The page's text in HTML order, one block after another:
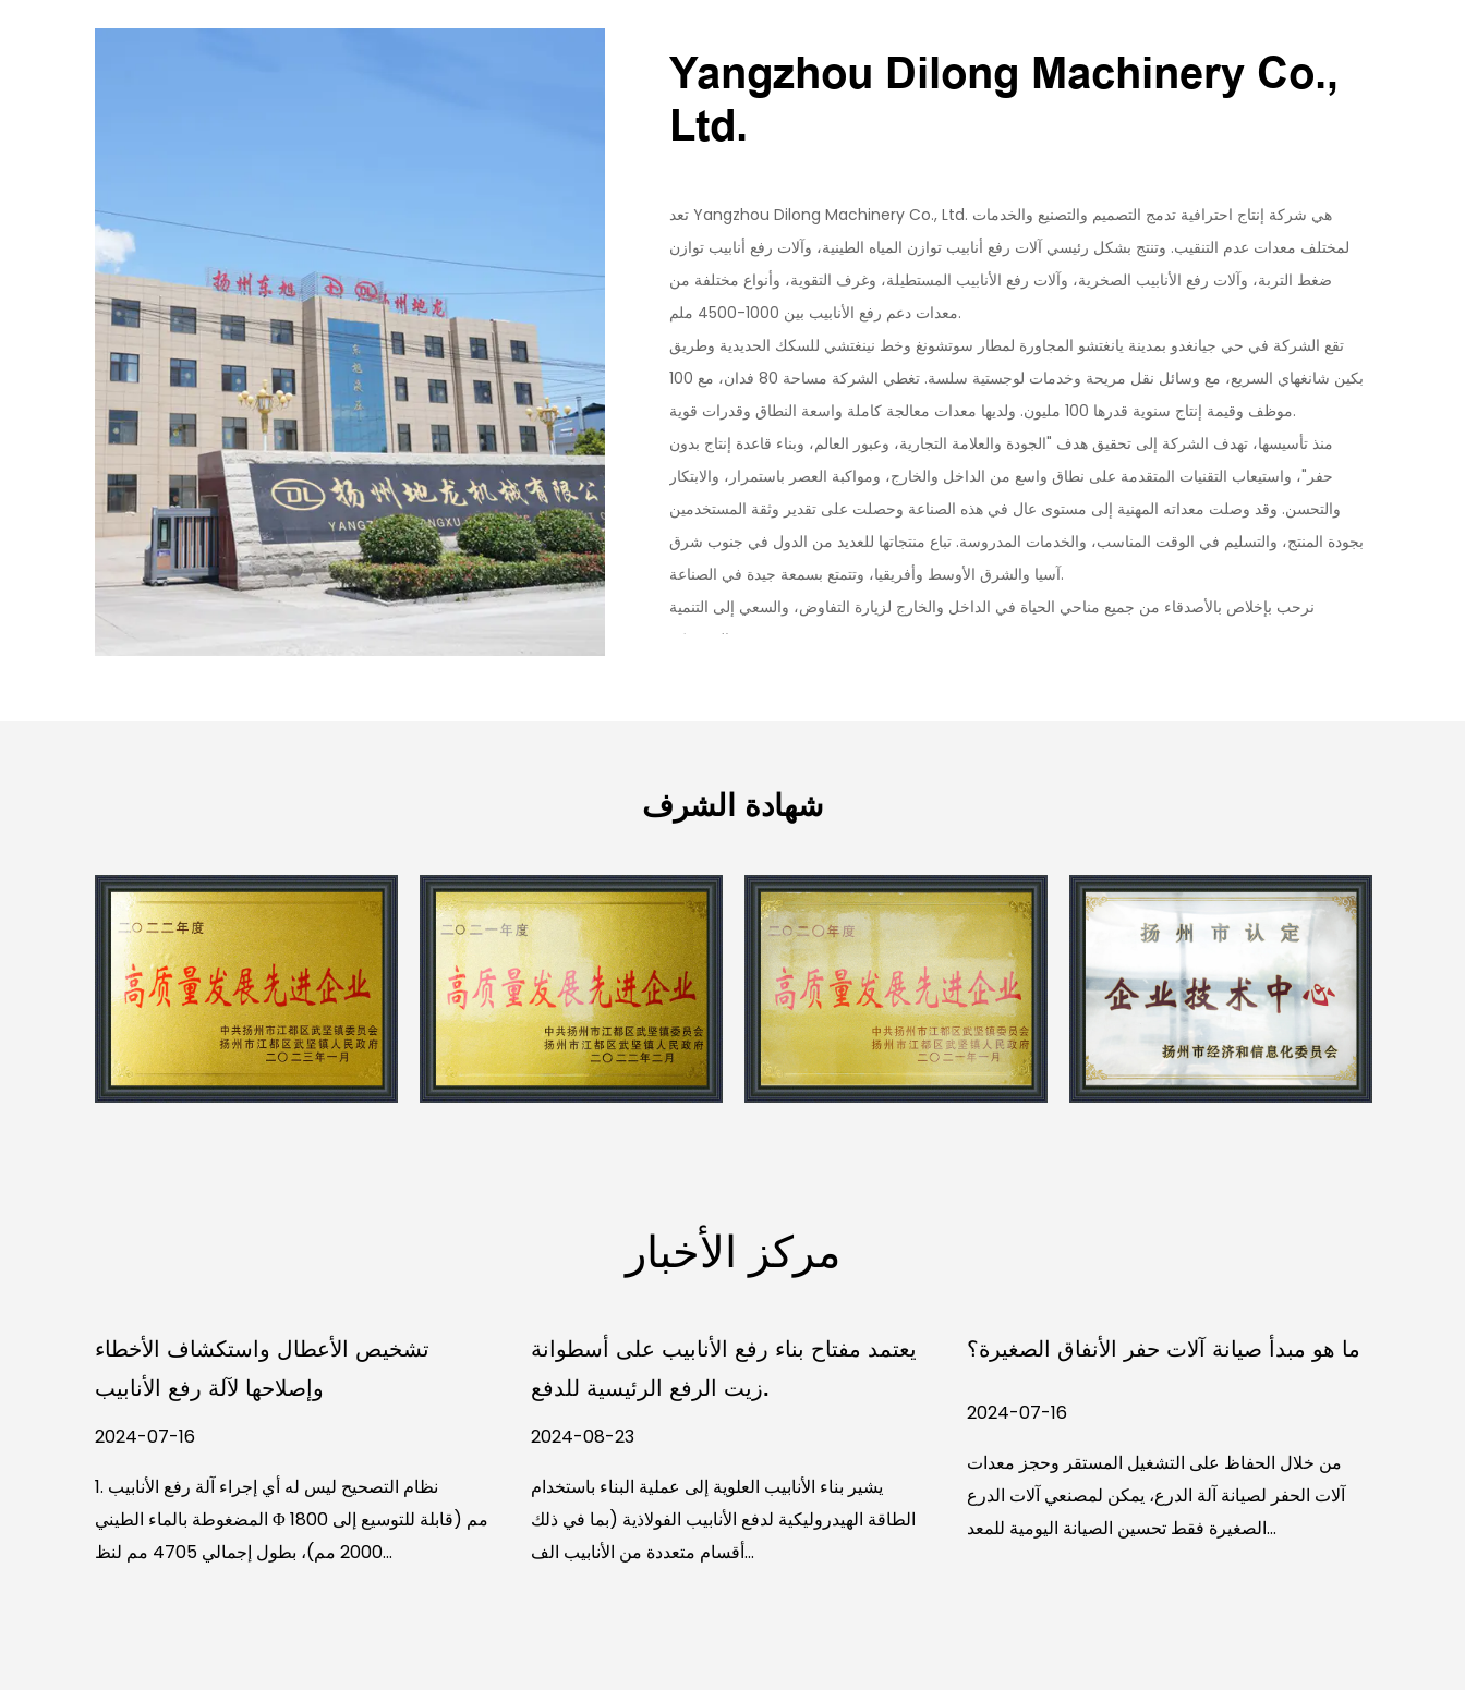
Yangzhou Dilong Machinery Co.,
Ltd.
تعد Yangzhou Dilong Machinery Co., Ltd. هي شركة إنتاج احترافية تدمج التصميم والتصنيع والخدمات
لمختلف معدات عدم التنقيب. وتنتج بشكل رئيسي آلات رفع أنابيب توازن المياه الطينية، وآلات رفع أنابيب توازن
ضغط التربة، وآلات رفع الأنابيب الصخرية، وآلات رفع الأنابيب المستطيلة، وغرف التقوية، وأنواع مختلفة من
معدات دعم رفع الأنابيب بين 1000-4500 ملم.
تقع الشركة في حي جيانغدو بمدينة يانغتشو المجاورة لمطار سوتشونغ وخط نينغتشي للسكك الحديدية وطريق
بكين شانغهاي السريع، مع وسائل نقل مريحة وخدمات لوجستية سلسة. تغطي الشركة مساحة 80 فدان، مع 100
موظف وقيمة إنتاج سنوية قدرها 100 مليون. ولديها معدات معالجة كاملة واسعة النطاق وقدرات قوية.
منذ تأسيسها، تهدف الشركة إلى تحقيق هدف "الجودة والعلامة التجارية، وعبور العالم، وبناء قاعدة إنتاج بدون
حفر"، واستيعاب التقنيات المتقدمة على نطاق واسع من الداخل والخارج، ومواكبة العصر باستمرار، والابتكار
والتحسن. وقد وصلت معداته المهنية إلى مستوى عال في هذه الصناعة وحصلت على تقدير وثقة المستخدمين
بجودة المنتج، والتسليم في الوقت المناسب، والخدمات المدروسة. تباع منتجاتها للعديد من الدول في جنوب شرق
آسيا والشرق الأوسط وأفريقيا، وتتمتع بسمعة جيدة في الصناعة.
نرحب بإخلاص بالأصدقاء من جميع مناحي الحياة في الداخل والخارج لزيارة التفاوض، والسعي إلى التنمية
شهادة الشرف
مركز الأخبار
تشخيص الأعطال واستكشاف الأخطاء
وإصلاحها لآلة رفع الأنابيب
2024-07-16
1. نظام التصحيح ليس له أي إجراء آلة رفع الأنابيب
المضغوطة بالماء الطيني Φ 1800 مم (قابلة للتوسيع إلى
2000 مم)، بطول إجمالي 4705 مم لنظ...
يعتمد مفتاح بناء رفع الأنابيب على أسطوانة
زيت الرفع الرئيسية للدفع.
2024-08-23
يشير بناء الأنابيب العلوية إلى عملية البناء باستخدام
الطاقة الهيدروليكية لدفع الأنابيب الفولاذية (بما في ذلك
أقسام متعددة من الأنابيب الف...
ما هو مبدأ صيانة آلات حفر الأنفاق الصغيرة؟
2024-07-16
من خلال الحفاظ على التشغيل المستقر وحجز معدات
آلات الحفر لصيانة آلة الدرع، يمكن لمصنعي آلات الدرع
الصغيرة فقط تحسين الصيانة اليومية للمعد...